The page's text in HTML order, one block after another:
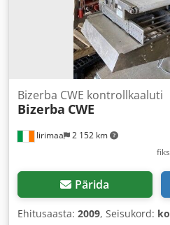
Iirimaa 2 152 km
Bizerba CWE kontrollkaaluti
Bizerba CWE
Pärida
Ehitusaasta: 2009, Seisukord: